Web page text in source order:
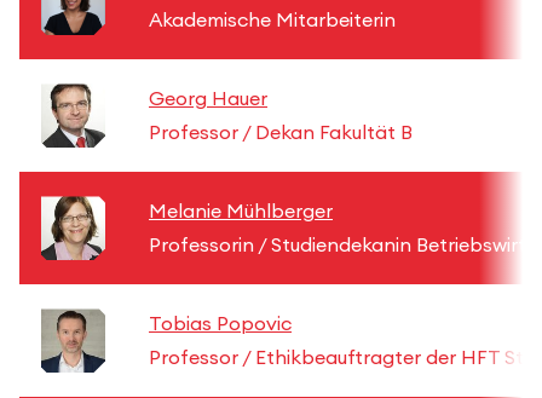
Akademische Mitarbeiterin
Georg Hauer
Professor / Dekan Fakultät B
Melanie Mühlberger
Professorin / Studiendekanin
Tobias Popovic
Professor / Ethikbeauftragter der HFT